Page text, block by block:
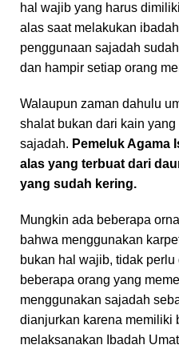
hal wajib yang harus
alas saat melakukan
penggunaan sajadah
dan hampir setiap orang
Walaupun zaman dahulu
shalat bukan dari kain
sajadah. Pemeluk Agama
alas yang terbuat dari
yang sudah kering.
Mungkin ada beberapa
bahwa menggunakan
bukan hal wajib, tidak
beberapa orang yang
menggunakan sajadah
dianjurkan karena memiliki
melaksanakan Ibadah